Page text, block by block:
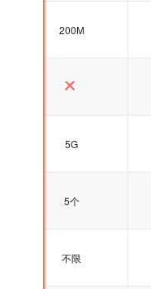
200M
5G
5个
不限